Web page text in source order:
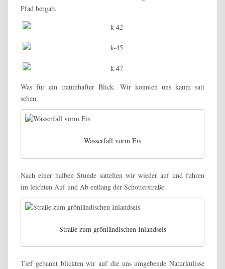
Pfad bergab.
Was für ein traumhafter Blick. Wir konnten uns kaum satt
sehen.
Wasserfall vorm Eis
Nach einer halben Stunde sattelten wir wieder auf und fuhren
im leichten Auf und Ab entlang der Schotterstraße.
Straße zum grönländischen Inlandseis
Tief gebannt blickten wir auf die uns umgebende Naturkulisse